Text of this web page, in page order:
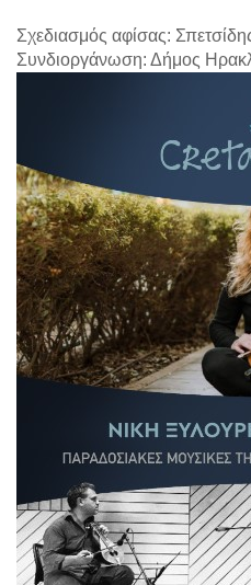
Σχεδιασμός αφίσας:
Συνδιοργάνωση: Δήμος